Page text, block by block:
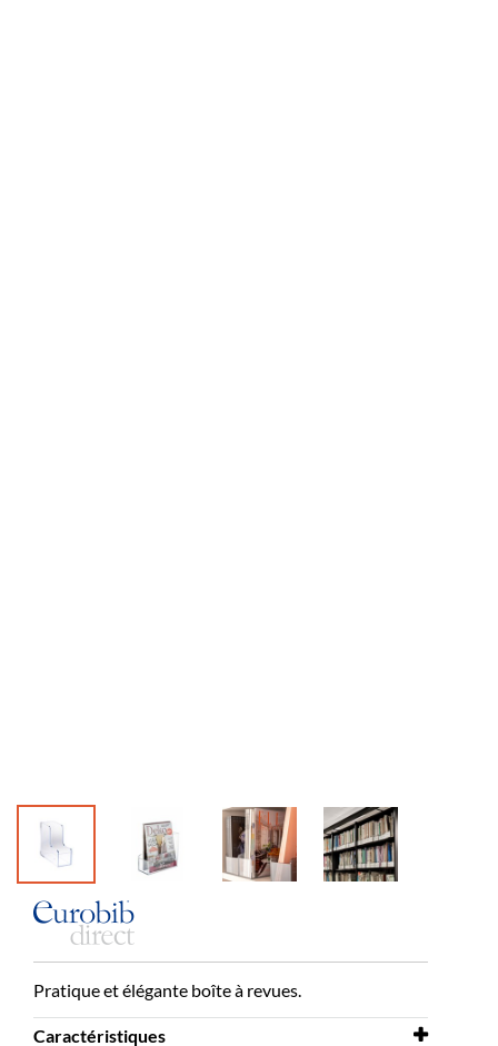
Pratique et élégante boîte à revues.
Caractéristiques